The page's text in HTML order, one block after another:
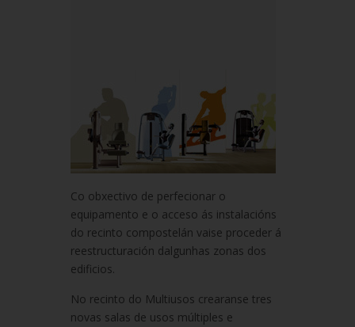
Co obxectivo de perfecionar o
equipamento e o acceso ás instalacións
do recinto compostelán vaise proceder á
reestructuración dalgunhas zonas dos
edificios.
No recinto do Multiusos crearanse tres
novas salas de usos múltiples e